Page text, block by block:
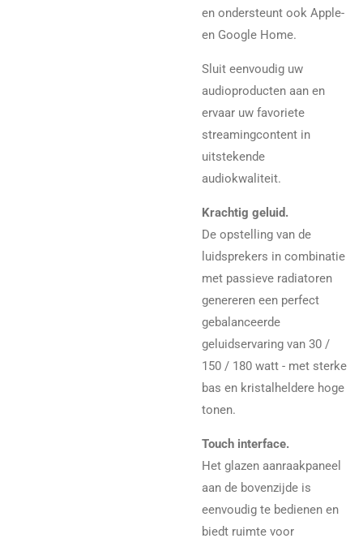
en ondersteunt ook Apple-
en Google Home.
Sluit eenvoudig uw
audioproducten aan en
ervaar uw favoriete
streamingcontent in
uitstekende
audiokwaliteit.
Krachtig geluid.
De opstelling van de
luidsprekers in combinatie
met passieve radiatoren
genereren een perfect
gebalanceerde
geluidservaring van 30 /
150 / 180 watt - met sterke
bas en kristalheldere hoge
tonen.
Touch interface.
Het glazen aanraakpaneel
aan de bovenzijde is
eenvoudig te bedienen en
biedt ruimte voor